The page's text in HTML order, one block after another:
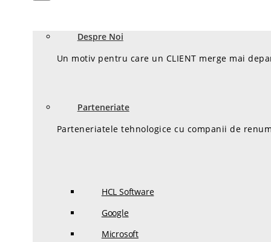
Despre Noi
Un motiv pentru care un CLIENT merge mai
Parteneriate
Parteneriatele tehnologice cu companii de
HCL Software
Google
Microsoft